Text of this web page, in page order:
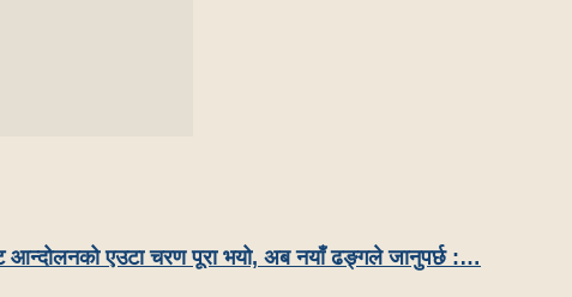
आन्दोलनको एउटा चरण पूरा भयो, अब नयाँ ढङ्गले जानुपर्छ :…